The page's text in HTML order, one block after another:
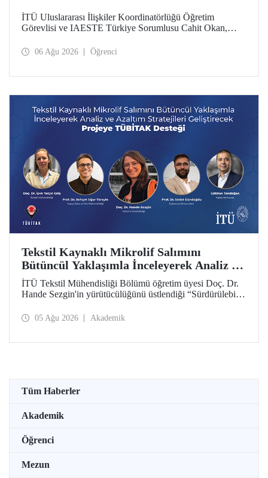
İTÜ Uluslararası İlişkiler Koordinatörlüğü Öğretim
Görevlisi ve IAESTE Türkiye Sorumlusu Cahit Okan,
Temmuz tarihlerinde ABD’de dünyanın önde gelen
06 Ağu 2026 Öğrenci
Tekstil Kaynaklı Mikrolif Salımını
Bütüncül Yaklaşımla İnceleyerek Analiz ve
Azaltım Stratejileri Geliştirecek Projeye
TÜBİTAK Desteği
İTÜ Tekstil Mühendisliği Bölümü öğretim üyesi Doç. Dr.
Hande Sezgin'in yürütücülüğünü üstlendiği “Sürdürülebilir
Koşullarına Bağlı Mikrolif Salımı: Aşınma, UV Maruziyeti
05 Ağu 2026 Akademik
Tüm Haberler
Akademik
Öğrenci
Mezun